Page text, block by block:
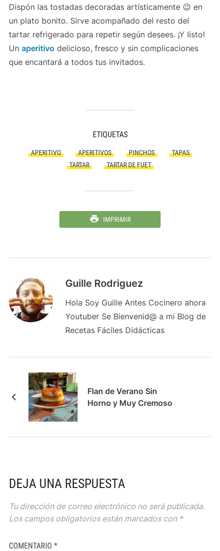
Dispón las tostadas decoradas artísticamente 😉 en
un plato bonito. Sirve acompañado del resto del
tartar refrigerado para repetir según desees. ¡Y listo!
Un aperitivo delicioso, fresco y sin complicaciones
que encantará a todos tus invitados.
ETIQUETAS
APERITIVO APERITIVOS PINCHOS
TAPAS
TARTAR
TARTAR DE FUET
IMPRIMIR
Guille Rodriguez
Hola Soy Guille Antes Cocinero ahora
Youtuber Se Bienvenid@ a mi Blog de
Recetas Fáciles Didácticas
Flan de Verano Sin
Horno y Muy Cremoso
DEJA UNA RESPUESTA
Tu dirección de correo electrónico no será publicada.
Los campos obligatorios están marcados con *
COMENTARIO *